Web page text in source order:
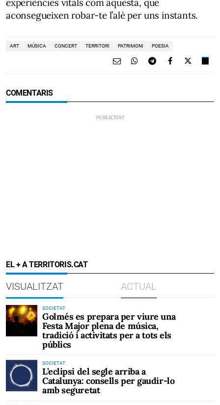
aconsegueixen robar-te l’alè per uns instants.
ART MÚSICA CONCERT TERRITORI PATRIMONI POESIA
COMENTARIS
EL + A TERRITORIS.CAT
VISUALITZAT ACTUAL
SOCIETAT
Golmés es prepara per viure una
Festa Major plena de música,
tradició i activitats per a tots els
públics
SOCIETAT
L’eclipsi del segle arriba a
Catalunya: consells per gaudir-lo
amb seguretat